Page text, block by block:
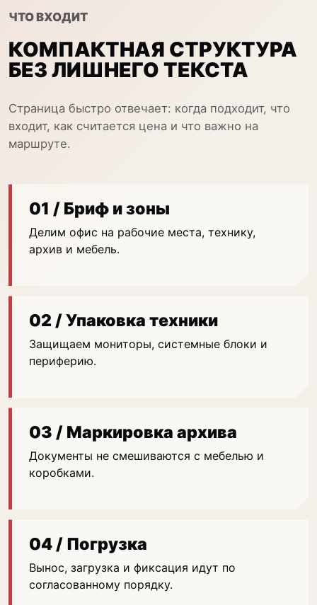
ЧТО ВХОДИТ
КОМПАКТНАЯ СТРУКТУРА
БЕЗ ЛИШНЕГО ТЕКСТА
Страница быстро отвечает: когда подходит, что
входит, как считается цена и что важно на
маршруте.
01 / Бриф и зоны
Делим офис на рабочие места, технику,
архив и мебель.
02 / Упаковка техники
Защищаем мониторы, системные блоки и
периферию.
03 / Маркировка архива
Документы не смешиваются с мебелью и
коробками.
04 / Погрузка
Вынос, загрузка и фиксация идут по
согласованному порядку.